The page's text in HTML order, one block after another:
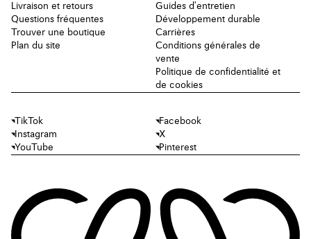
Livraison et retours
Questions fréquentes
Trouver une boutique
Plan du site
Guides d'entretien
Développement durable
Carrières
Conditions générales de
vente
Politique de confidentialité et
de cookies
TikTok
Facebook
Instagram
X
YouTube
Pinterest